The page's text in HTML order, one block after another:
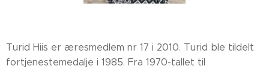
Turid Hiis er æresmedlem nr 17 i 2010. Turid ble tildelt
fortjenestemedalje i 1985. Fra 1970-tallet til